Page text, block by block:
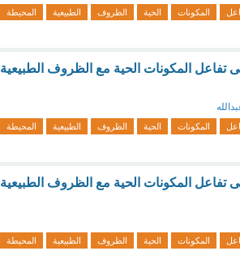
المكونات الحية الظروف الطبيعية
المحيطة
تفاعل المكونات الحية مع الظروف الطبيعية
المكونات الحية الظروف الطبيعية
المحيطة
تفاعل المكونات الحية مع الظروف الطبيعية
المكونات الحية الظروف الطبيعية
المحيطة